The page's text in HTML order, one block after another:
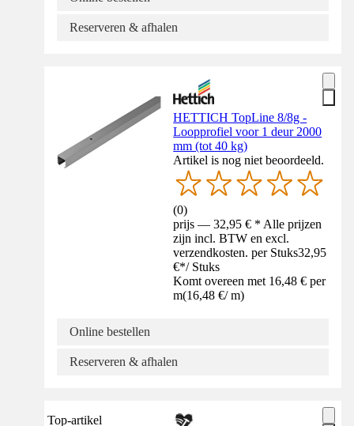
Reserveren & afhalen
HETTICH TopLine 8/8g -
Loopprofiel voor 1 deur 2000
mm (tot 40 kg)
Artikel is nog niet beoordeeld.
(0)
prijs — 32,95 € * Alle prijzen
zijn incl. BTW en excl.
verzendkosten. per Stuks32,95
€*/ Stuks
Komt overeen met 16,48 € per
m(16,48 €/ m)
Online bestellen
Reserveren & afhalen
Top-artikel